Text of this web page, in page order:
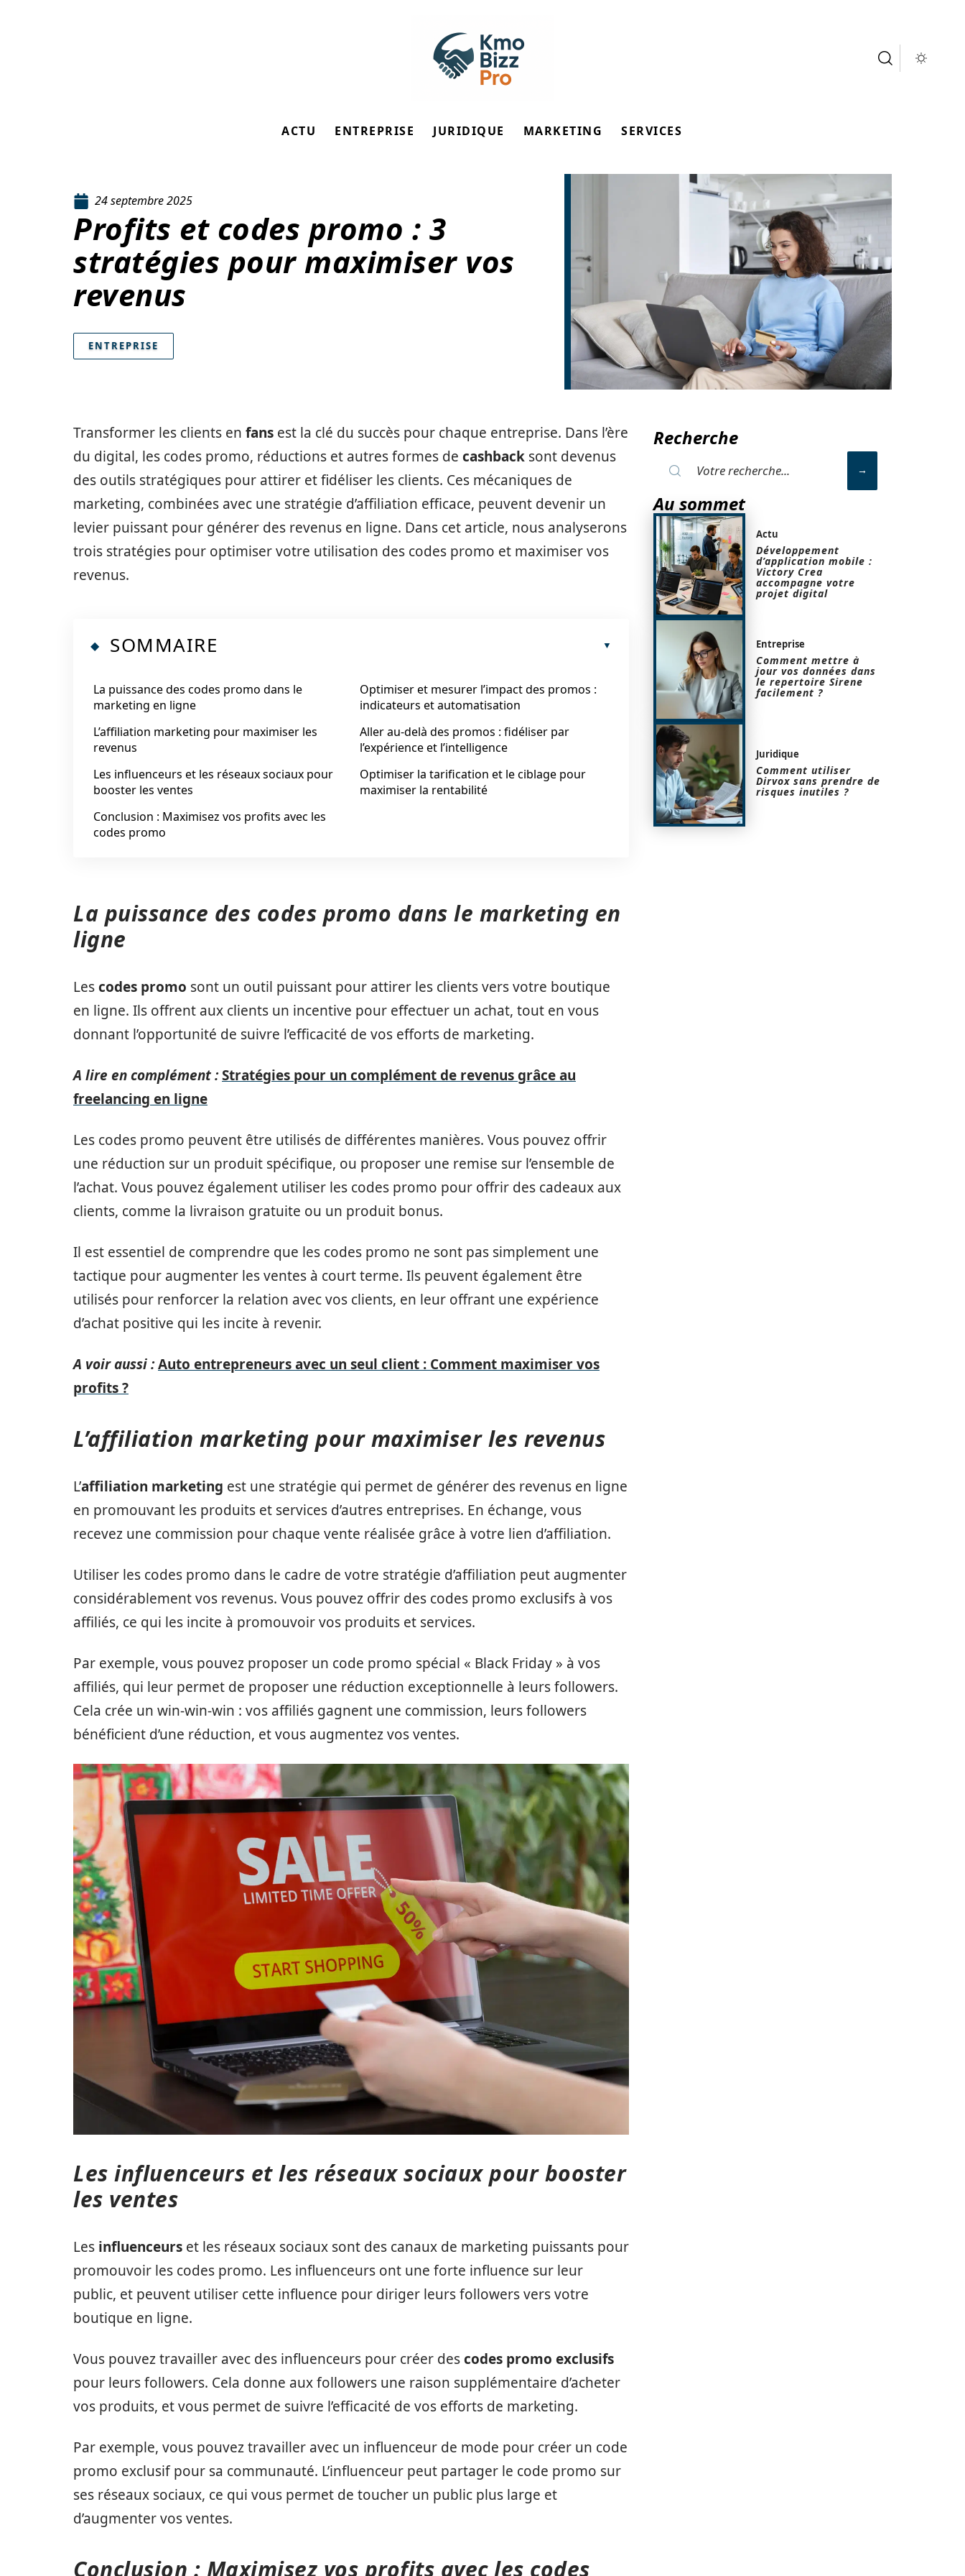
ACTU ENTREPRISE JURIDIQUE MARKETING SERVICES
24 septembre 2025
Profits et codes promo : 3
stratégies pour maximiser vos
revenus
ENTREPRISE
Transformer les clients en fans est la clé du succès pour chaque entreprise. Dans l’ère
du digital, les codes promo, réductions et autres formes de cashback sont devenus
des outils stratégiques pour attirer et fidéliser les clients. Ces mécaniques de
marketing, combinées avec une stratégie d’affiliation efficace, peuvent devenir un
levier puissant pour générer des revenus en ligne. Dans cet article, nous analyserons
trois stratégies pour optimiser votre utilisation des codes promo et maximiser vos
revenus.
SOMMAIRE
La puissance des codes promo dans le
marketing en ligne
L’affiliation marketing pour maximiser les
revenus
Les influenceurs et les réseaux sociaux pour
booster les ventes
Conclusion : Maximisez vos profits avec les
codes promo
Optimiser et mesurer l’impact des promos :
indicateurs et automatisation
Aller au‑delà des promos : fidéliser par
l’expérience et l’intelligence
Optimiser la tarification et le ciblage pour
maximiser la rentabilité
La puissance des codes promo dans le marketing en
ligne
Lescodes promo sont un outil puissant pour attirer les clients vers votre boutique
en ligne. Ils offrent aux clients un incentive pour effectuer un achat, tout en vous
donnant l’opportunité de suivre l’efficacité de vos efforts de marketing.
A lire en complément :Stratégies pour un complément de revenus grâce au
freelancing en ligne
Les codes promo peuvent être utilisés de différentes manières. Vous pouvez offrir
une réduction sur un produit spécifique, ou proposer une remise sur l’ensemble de
l’achat. Vous pouvez également utiliser les codes promo pour offrir des cadeaux aux
clients, comme la livraison gratuite ou un produit bonus.
Il est essentiel de comprendre que les codes promo ne sont pas simplement une
tactique pour augmenter les ventes à court terme. Ils peuvent également être
utilisés pour renforcer la relation avec vos clients, en leur offrant une expérience
d’achat positive qui les incite à revenir.
A voir aussi :Auto entrepreneurs avec un seul client : Comment maximiser vos
profits ?
L’affiliation marketing pour maximiser les revenus
L’affiliation marketing est une stratégie qui permet de générer des revenus en ligne
en promouvant les produits et services d’autres entreprises. En échange, vous
recevez une commission pour chaque vente réalisée grâce à votre lien d’affiliation.
Utiliser les codes promo dans le cadre de votre stratégie d’affiliation peut augmenter
considérablement vos revenus. Vous pouvez offrir des codes promo exclusifs à vos
affiliés, ce qui les incite à promouvoir vos produits et services.
Par exemple, vous pouvez proposer un code promo spécial « Black Friday » à vos
affiliés, qui leur permet de proposer une réduction exceptionnelle à leurs followers.
Cela crée un win-win-win : vos affiliés gagnent une commission, leurs followers
bénéficient d’une réduction, et vous augmentez vos ventes.
Les influenceurs et les réseaux sociaux pour booster
les ventes
Les influenceurs et les réseaux sociaux sont des canaux de marketing puissants pour
promouvoir les codes promo. Les influenceurs ont une forte influence sur leur
public, et peuvent utiliser cette influence pour diriger leurs followers vers votre
boutique en ligne.
Vous pouvez travailler avec des influenceurs pour créer descodes promo exclusifs
pour leurs followers. Cela donne aux followers une raison supplémentaire d’acheter
vos produits, et vous permet de suivre l’efficacité de vos efforts de marketing.
Par exemple, vous pouvez travailler avec un influenceur de mode pour créer un code
promo exclusif pour sa communauté. L’influenceur peut partager le code promo sur
ses réseaux sociaux, ce qui vous permet de toucher un public plus large et
d’augmenter vos ventes.
Conclusion : Maximisez vos profits avec les codes
Recherche
Au sommet
Actu
Développement
d’application mobile :
Victory Crea
accompagne votre
projet digital
Entreprise
Comment mettre à
jour vos données dans
le repertoire Sirene
facilement ?
Juridique
Comment utiliser
Dirvox sans prendre de
risques inutiles ?